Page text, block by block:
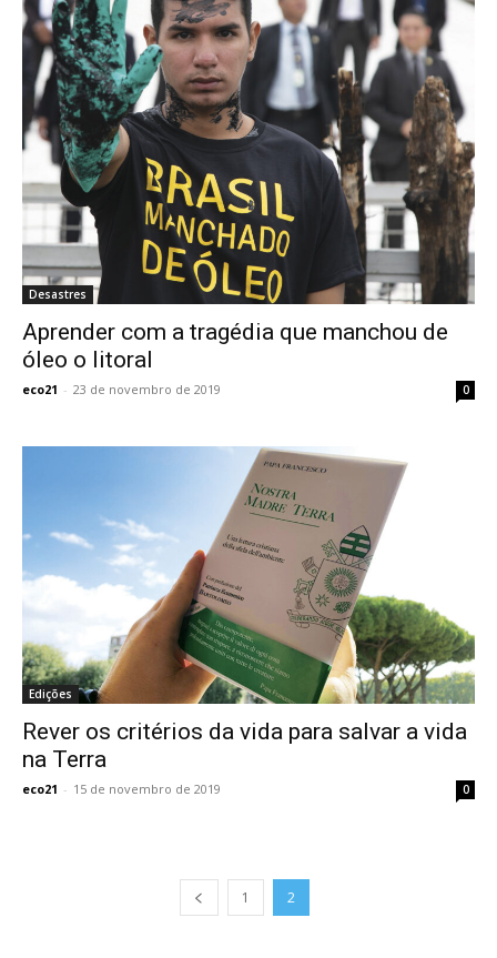
Desastres
Aprender com a tragédia que manchou de
óleo o litoral
eco21 - 23 de novembro de 2019 0
Edições
Rever os critérios da vida para salvar a vida
na Terra
eco21 - 15 de novembro de 2019 0
1 2